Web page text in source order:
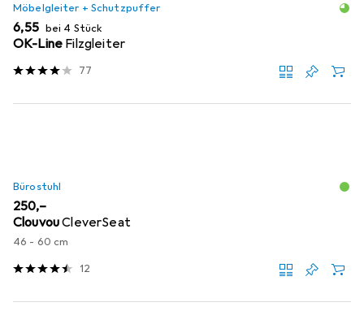
Möbelgleiter + Schutzpuffer
EUR
6,55 bei 4 Stück
OK-Line Filzgleiter
77
Bürostuhl
EUR
250,–
ClouvouCleverSeat
46 - 60 cm
12